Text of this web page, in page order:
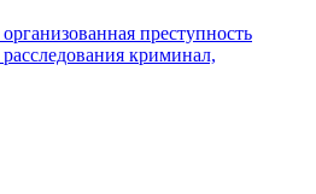
организованная преступность
расследования криминал,